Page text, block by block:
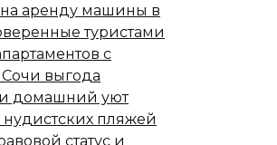
аренду машины в
туристами
с
Сочи выгода
домашний уют
пляжей
статус и